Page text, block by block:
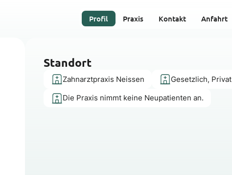
Profil Praxis Kontakt Anfahrt
Standort
Zahnarztpraxis Neissen Gesetzlich, Privat
Die Praxis nimmt keine Neupatienten an.